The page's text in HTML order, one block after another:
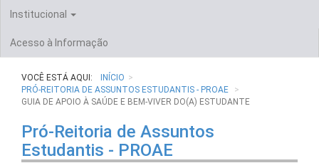
Institucional
Acesso à Informação
VOCÊ ESTÁ AQUI:
INÍCIO
PRÓ-REITORIA DE ASSUNTOS ESTUDANTIS - PROAE
GUIA DE APOIO À SAÚDE E BEM-VIVER DO(A) ESTUDANTE
Pró-Reitoria de Assuntos
Estudantis - PROAE